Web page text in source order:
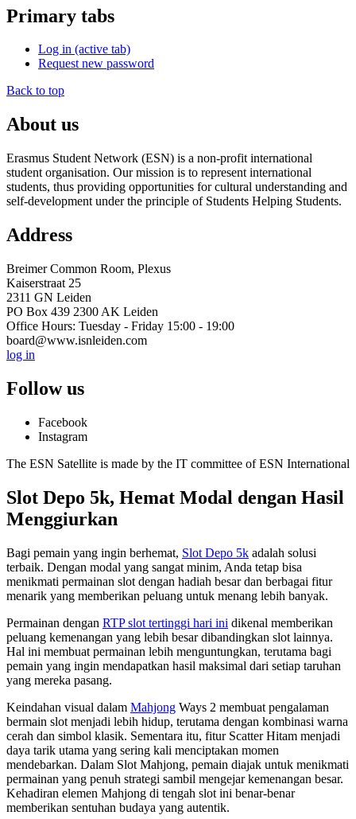
Primary tabs
Log in (active tab)
Request new password
Back to top
About us
Erasmus Student Network (ESN) is a non-profit international
student organisation. Our mission is to represent international
students, thus providing opportunities for cultural understanding and
self-development under the principle of Students Helping Students.
Address
Breimer Common Room, Plexus
Kaiserstraat 25
2311 GN Leiden
PO Box 439 2300 AK Leiden
Office Hours: Tuesday - Friday 15:00 - 19:00
board@www.isnleiden.com
log in
Follow us
Facebook
Instagram
The ESN Satellite is made by the IT committee of ESN International
Slot Depo 5k, Hemat Modal dengan Hasil
Menggiurkan
Bagi pemain yang ingin berhemat, Slot Depo 5k adalah solusi
terbaik. Dengan modal yang sangat minim, Anda tetap bisa
menikmati permainan slot dengan hadiah besar dan berbagai fitur
menarik yang memberikan peluang untuk menang lebih banyak.
Permainan dengan RTP slot tertinggi hari ini dikenal memberikan
peluang kemenangan yang lebih besar dibandingkan slot lainnya.
Hal ini membuat permainan lebih menguntungkan, terutama bagi
pemain yang ingin mendapatkan hasil maksimal dari setiap taruhan
yang mereka pasang.
Keindahan visual dalam Mahjong Ways 2 membuat pengalaman
bermain slot menjadi lebih hidup, terutama dengan kombinasi warna
cerah dan simbol klasik. Sementara itu, fitur Scatter Hitam menjadi
daya tarik utama yang sering kali menciptakan momen
mendebarkan. Dalam Slot Mahjong, pemain diajak untuk menikmati
permainan yang penuh strategi sambil mengejar kemenangan besar.
Kehadiran elemen Mahjong di tengah slot ini benar-benar
memberikan sentuhan budaya yang autentik.